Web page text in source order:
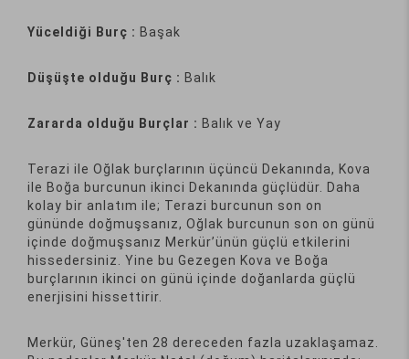
Yüceldiği Burç : Başak
Düşüşte olduğu Burç : Balık
Zararda olduğu Burçlar : Balık ve Yay
Terazi ile Oğlak burçlarının üçüncü Dekanında, Kova
ile Boğa burcunun ikinci Dekanında güçlüdür. Daha
kolay bir anlatım ile; Terazi burcunun son on
gününde doğmuşsanız, Oğlak burcunun son on günü
içinde doğmuşsanız Merkür’ünün güçlü etkilerini
hissedersiniz. Yine bu Gezegen Kova ve Boğa
burçlarının ikinci on günü içinde doğanlarda güçlü
enerjisini hissettirir.
Merkür, Güneş'ten 28 dereceden fazla uzaklaşamaz.